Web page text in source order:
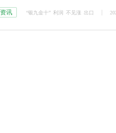
资讯 “银九金十” 利润 不见涨 出口